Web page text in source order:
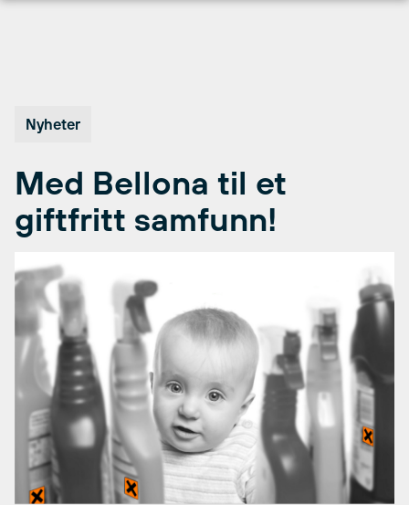
Nyheter
Med Bellona til et
giftfritt samfunn!